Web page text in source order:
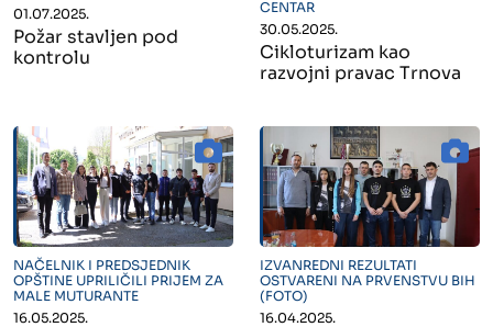
01.07.2025.
Požar stavljen pod
kontrolu
CENTAR
30.05.2025.
Cikloturizam kao
razvojni pravac Trnova
" alt="">
NAČELNIK I PREDSJEDNIK
OPŠTINE UPRILIČILI PRIJEM ZA
MALE MUTURANTE
16.05.2025.
" alt="">
IZVANREDNI REZULTATI
OSTVARENI NA PRVENSTVU BIH
(FOTO)
16.04.2025.